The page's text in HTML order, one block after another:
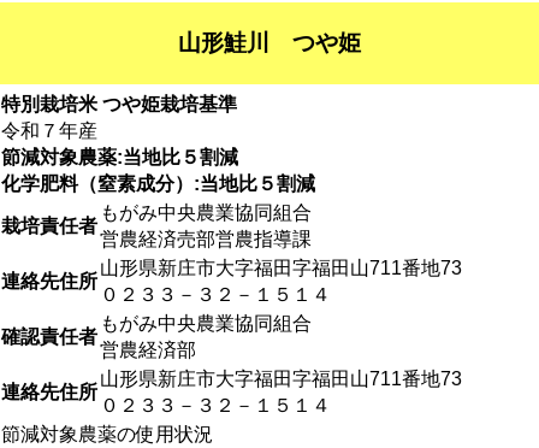
山形鮭川 つや姫
特別栽培米 つや姫栽培基準
令和７年産
節減対象農薬:当地比５割減
化学肥料（窒素成分）:当地比５割減
栽培責任者
もがみ中央農業協同組合
営農経済売部営農指導課
連絡先住所
山形県新庄市大字福田字福田山711番地73
０２３３－３２－１５１４
確認責任者
もがみ中央農業協同組合
営農経済部
連絡先住所
山形県新庄市大字福田字福田山711番地73
０２３３－３２－１５１４
節減対象農薬の使用状況